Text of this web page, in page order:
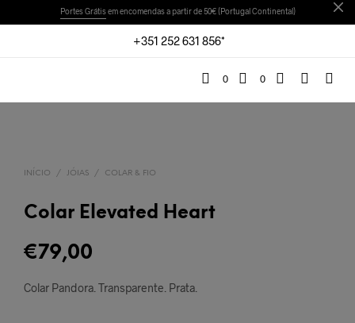
Portes Grátisem encomendas a partir de 50€ (Portugal Continental)
+351 252 631 856*
0 0
INÍCIO / JÓIAS / COLAR & FIO
Colar Elevated Heart
€79,00
Colar Pandora. Transparente. Prata.